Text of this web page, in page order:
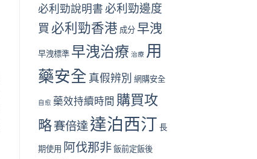
必利勁說明書必利勁邊度
買 必利勁香港 成分 早洩
早洩標準 早洩治療 治療 用
藥安全 真假辨別 網購安全
自愈 藥效持續時間 購買攻
略賽倍達達泊西汀 長
期使用 阿伐那非 飯前定飯後